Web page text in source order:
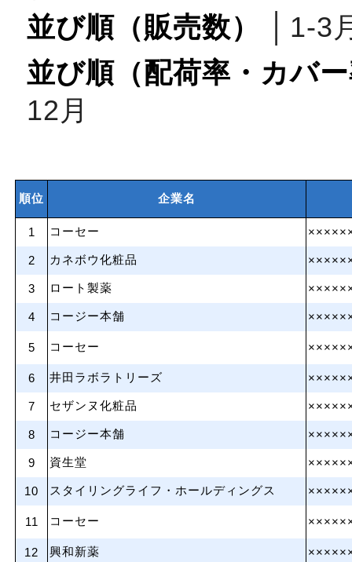
並び順（販売数）
1‐3
並び順（配荷率・カバ
12月
順位 企業名
1 コーセー
2 カネボウ化粧品
3 ロート製薬
4 コージー本舗
5 コーセー
6 井田ラボラトリーズ
7 セザンヌ化粧品
8 コージー本舗
9 資生堂
10 スタイリングライフ・ホールディングス
11 コーセー
12 興和新薬